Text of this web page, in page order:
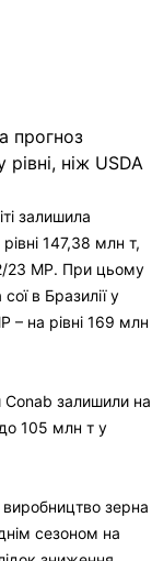
залишила
рівні 147,38 млн т,
23 МР. При цьому
в Бразилії у
– на рівні 169 млн
Conab залишили на
105 млн т у
зерна
сезоном на